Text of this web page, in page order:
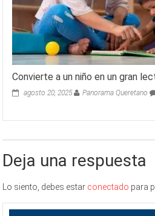
Convierte a un niño en un gran
agosto 20, 2025 Panorama Queretano
Deja una respuesta
Lo siento, debes estar conectado para